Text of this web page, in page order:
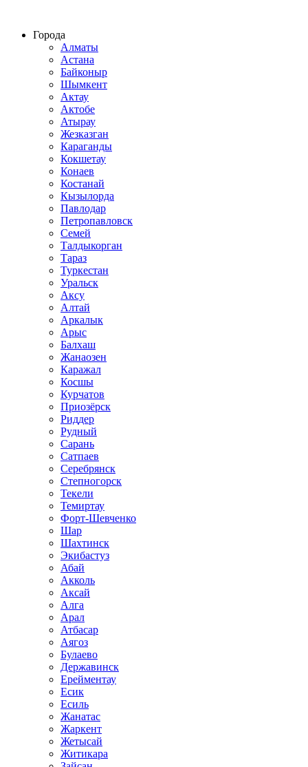
Города
Алматы
Астана
Байконыр
Шымкент
Актау
Актобе
Атырау
Жезказган
Караганды
Кокшетау
Конаев
Костанай
Кызылорда
Павлодар
Петропавловск
Семей
Талдыкорган
Тараз
Туркестан
Уральск
Аксу
Алтай
Аркалык
Арыс
Балхаш
Жанаозен
Каражал
Косшы
Курчатов
Приозёрск
Риддер
Рудный
Сарань
Сатпаев
Серебрянск
Степногорск
Текели
Темиртау
Форт-Шевченко
Шар
Шахтинск
Экибастуз
Абай
Акколь
Аксай
Алга
Арал
Атбасар
Аягоз
Булаево
Державинск
Ерейментау
Есик
Есиль
Жанатас
Жаркент
Жетысай
Житикара